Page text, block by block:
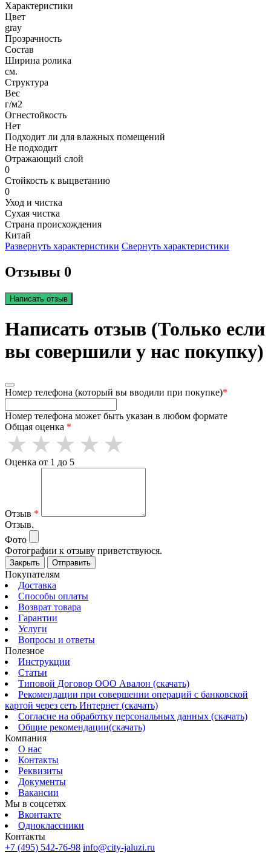
Характеристики
Цвет
gray
Прозрачность
Состав
Ширина ролика
см.
Структура
Вес
г/м2
Огнестойкость
Нет
Подходит ли для влажных помещений
Не подходит
Отражающий слой
0
Стойкость к выцветанию
0
Уход и чистка
Сухая чистка
Страна происхождения
Китай
Развернуть характеристики Свернуть характеристики
Отзывы 0
Написать отзыв
Написать отзыв (Только если
вы совершили у нас покупку)
Номер телефона (который вы вводили при покупке)*
Номер телефона может быть указан в любом формате
Общая оценка *
Оценка от 1 до 5
Отзыв *
Отзыв.
Фото
Фотографии к отзыву приветствуюся.
Закрыть Отправить
Покупателям
Доставка
Способы оплаты
Возврат товара
Гарантии
Услуги
Вопросы и ответы
Полезное
Инструкции
Статьи
Типовой Договор ООО Авалон (скачать)
Рекомендации при совершении операций с банковской
картой через сеть Интернет (скачать)
Согласие на обработку персональных данных (скачать)
Общие рекомендации(скачать)
Компания
О нас
Контакты
Реквизиты
Документы
Вакансии
Мы в соцсетях
Вконтакте
Одноклассники
Контакты
+7 (495) 542-76-98 info@city-jaluzi.ru